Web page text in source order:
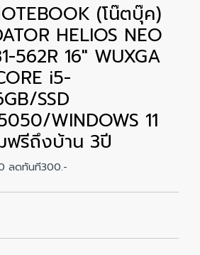
(โน๊ตบุ๊ค)
HELIOS NEO
562R 16" WUXGA
i5-
SSD
WINDOWS 11
ฟรีถึงบ้าน 3ปี
ลดทันที300.-